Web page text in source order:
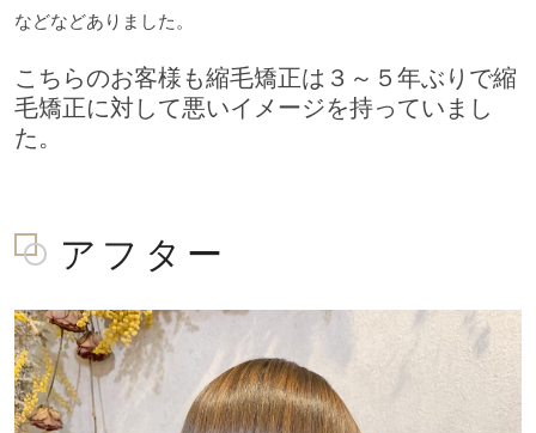
などなどありました。
こちらのお客様も縮毛矯正は３～５年ぶりで縮
毛矯正に対して悪いイメージを持っていまし
た。
アフター